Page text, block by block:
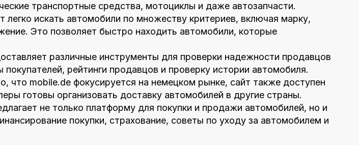
транспортные средства, мотоциклы и даже автозапчасти.
легко искать автомобили по множеству критериев, включая марку,
Это позволяет быстро находить автомобили, которые
различные инструменты для проверки надежности продавцов
рейтинги продавцов и проверку истории автомобиля.
mobile.de фокусируется на немецком рынке, сайт также доступен
готовы организовать доставку автомобилей в другие страны.
не только платформу для покупки и продажи автомобилей, но и
покупки, страхование, советы по уходу за автомобилем и